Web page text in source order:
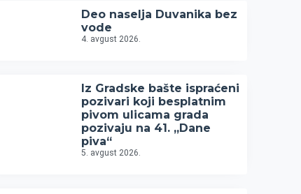
Deo naselja Duvanika bez
vode
4. avgust 2026.
Iz Gradske bašte ispraćeni
pozivari koji besplatnim
pivom ulicama grada
pozivaju na 41. „Dane
piva“
5. avgust 2026.